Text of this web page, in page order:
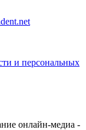
и персональных
онлайн-медиа -